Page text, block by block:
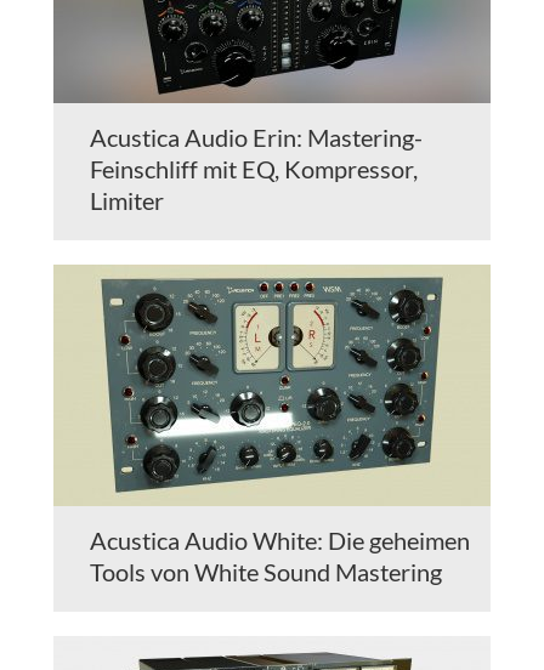
Acustica Audio Erin: Mastering-
Feinschliff mit EQ, Kompressor,
Limiter
Acustica Audio White: Die geheimen
Tools von White Sound Mastering